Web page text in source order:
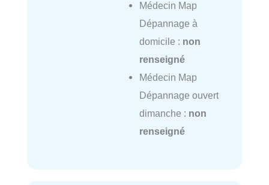
Médecin Map
Dépannage à
domicile : non
renseigné
Médecin Map
Dépannage ouvert
dimanche : non
renseigné